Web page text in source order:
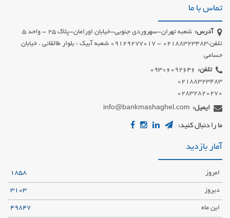
تماس با ما
آدرس:
شعبه تهران-سهروردی جنوبی-خیابان اورامان-پلاک 25 - واحد 5
تلفن:02188323483 - 09129277017 شعبه آبیک : بلوار طالقانی . خیابان
حسامی
تلفن:
02832820270
ایمیل: info@bankmashaghel.com
ما را دنبال کنید:
آمار بازدید
امروز 1858
دیروز 3103
این ماه 49847